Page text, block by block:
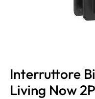
Interruttore
Living Now